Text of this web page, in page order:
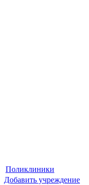
Поликлиники
Добавить учреждение